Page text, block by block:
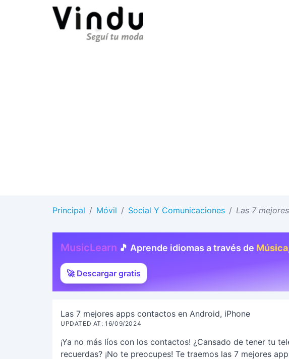
Principal / Móvil / Social Y Comunicaciones / Las 7
MusicLearn 🎵 Aprende idiomas a través de Música
🚀 Descargar gratis
Las 7 mejores apps contactos en Android, iPhone
UPDATED AT: 16/09/2024
¡Ya no más líos con los contactos! ¿Cansado de tener tu
recuerdas? ¡No te preocupes! Te traemos las 7 mejores